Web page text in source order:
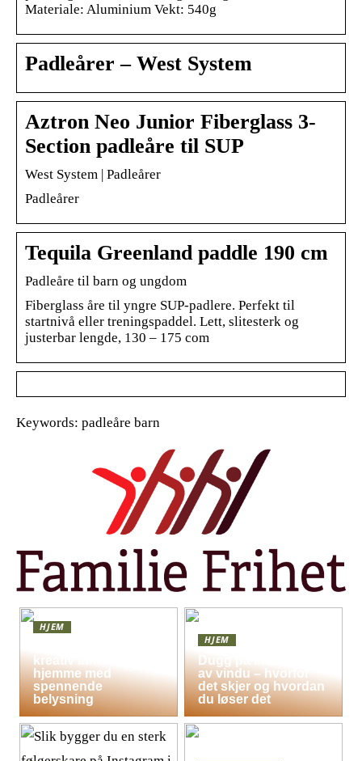
Materiale: Aluminium Vekt: 540g
Padleårer – West System
Aztron Neo Junior Fiberglass 3-
Section padleåre til SUP
West System | Padleårer
Padleårer
Tequila Greenland paddle 190 cm
Padleåre til barn og ungdom
Fiberglass åre til yngre SUP-padlere. Perfekt til
startnivå eller treningspaddel. Lett, slitesterk og
justerbar lengde, 130 – 175 com
Keywords: padleåre barn
HJEM
kreativ atmosfære
hjemme med
spennende
belysning
HJEM
Dugg på indersiden
av vindu – hvorfor
det skjer og hvordan
du løser det